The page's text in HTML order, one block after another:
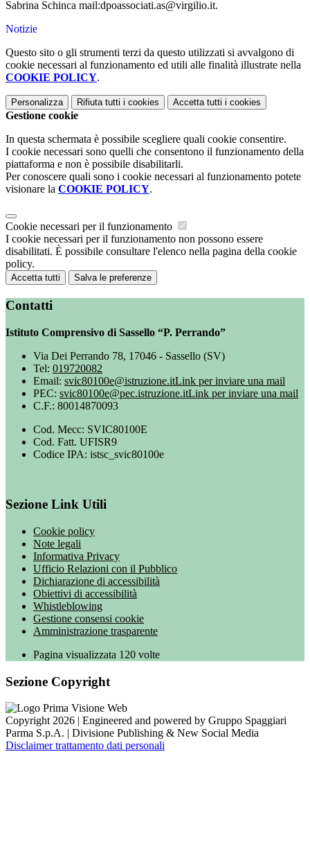
Sabrina Schinca mail:dpoassociati.as@virgilio.it.
Notizie
Questo sito o gli strumenti terzi da questo utilizzati si avvalgono di
cookie necessari al funzionamento ed utili alle finalità illustrate nella
COOKIE POLICY.
Personalizza Rifiuta tutti i cookies Accetta tutti i cookies
Gestione cookie
In questa schermata è possibile scegliere quali cookie consentire.
I cookie necessari sono quelli che consentono il funzionamento della
piattaforma e non è possibile disabilitarli.
Per conoscere quali sono i cookie necessari al funzionamento potete
visionare la COOKIE POLICY.
Cookie necessari per il funzionamento
I cookie necessari per il funzionamento non possono essere
disabilitati. È possibile consultare l'elenco nella pagina della cookie
policy.
Accetta tutti Salva le preferenze
Contatti
Istituto Comprensivo di Sassello “P. Perrando”
Via Dei Perrando 78, 17046 - Sassello (SV)
Tel: 019720082
Email: svic80100e@istruzione.itLink per inviare una mail
PEC: svic80100e@pec.istruzione.itLink per inviare una mail
C.F.: 80014870093
Cod. Mecc: SVIC80100E
Cod. Fatt. UFISR9
Codice IPA: istsc_svic80100e
Sezione Link Utili
Cookie policy
Note legali
Informativa Privacy
Ufficio Relazioni con il Pubblico
Dichiarazione di accessibilità
Obiettivi di accessibilità
Whistleblowing
Gestione consensi cookie
Amministrazione trasparente
Pagina visualizzata 120 volte
Sezione Copyright
Copyright 2026 | Engineered and powered by Gruppo Spaggiari
Parma S.p.A. | Divisione Publishing & New Social Media
Disclaimer trattamento dati personali